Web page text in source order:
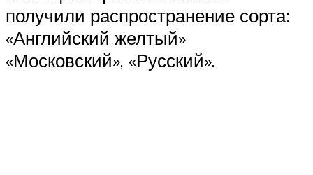
получили распространение сорта:
«Английский желтый»
«Московский», «Русский».